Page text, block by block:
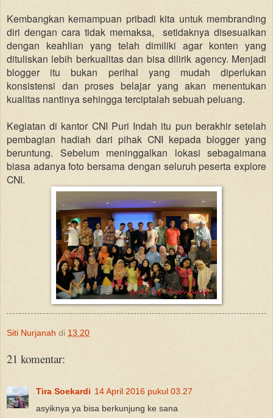
Kembangkan kemampuan pribadi kita untuk membranding
diri dengan cara tidak memaksa,
setidaknya disesuaikan
dengan keahlian yang telah dimiliki agar konten yang
dituliskan lebih berkualitas dan bisa dilirik agency. Menjadi
blogger itu bukan perihal yang mudah diperlukan
konsistensi dan proses belajar yang akan menentukan
kualitas nantinya sehingga terciptalah sebuah peluang.
Kegiatan di kantor CNI Puri Indah itu pun berakhir setelah
pembagian hadiah dari pihak CNI kepada blogger yang
beruntung. Sebelum meninggalkan lokasi sebagaimana
biasa adanya foto bersama dengan seluruh peserta explore
CNI.
Siti Nurjanah di 13.20
21 komentar:
Tira Soekardi 14 April 2016 pukul 03.27
asyiknya ya bisa berkunjung ke sana